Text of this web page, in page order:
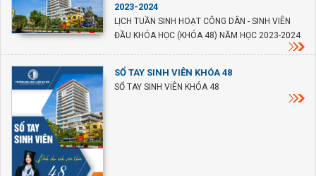
2023-2024
LỊCH TUẦN SINH HOẠT CÔNG DÂN - SINH VIÊN
ĐẦU KHÓA HỌC (KHÓA 48) NĂM HỌC 2023-2024
SỔ TAY SINH VIÊN KHÓA 48
SỔ TAY SINH VIÊN KHÓA 48